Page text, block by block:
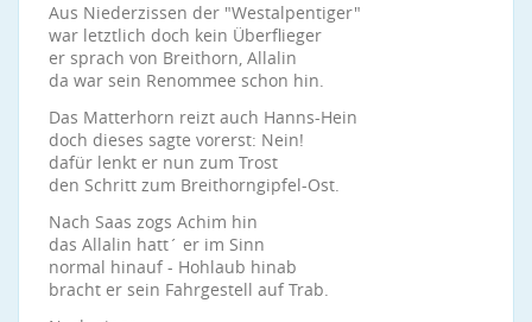
Aus Niederzissen der "Westalpentiger"
war letztlich doch kein Überflieger
er sprach von Breithorn, Allalin
da war sein Renommee schon hin.
Das Matterhorn reizt auch Hanns-Hein
doch dieses sagte vorerst: Nein!
dafür lenkt er nun zum Trost
den Schritt zum Breithorngipfel-Ost.
Nach Saas zogs Achim hin
das Allalin hatt´ er im Sinn
normal hinauf - Hohlaub hinab
bracht er sein Fahrgestell auf Trab.